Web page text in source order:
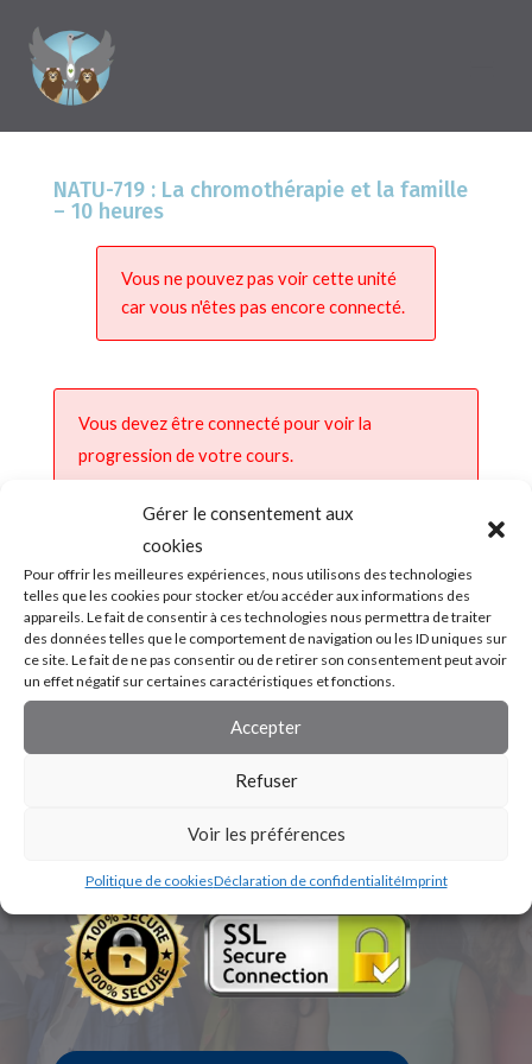
Gérer le consentement aux
cookies
Pour offrir les meilleures expériences, nous utilisons des technologies
telles que les cookies pour stocker et/ou accéder aux informations des
appareils. Le fait de consentir à ces technologies nous permettra de traiter
des données telles que le comportement de navigation ou les ID uniques sur
ce site. Le fait de ne pas consentir ou de retirer son consentement peut avoir
un effet négatif sur certaines caractéristiques et fonctions.
Accepter
Refuser
Voir les préférences
Politique de cookiesDéclaration de confidentialitéImprint
NATU-719 : La chromothérapie et la famille
– 10 heures
Vous ne pouvez pas voir cette unité
car vous n'êtes pas encore connecté.
Vous devez être connecté pour voir la
progression de votre cours.